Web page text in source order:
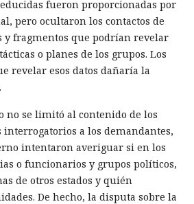
fueron proporcionadas por
pero ocultaron los contactos de
y fragmentos que podrían revelar
o planes de los grupos. Los
revelar esos datos dañaría la
no se limitó al contenido de los
interrogatorios a los demandantes,
intentaron averiguar si en los
o funcionarios y grupos políticos,
de otros estados y quién
De hecho, la disputa sobre la